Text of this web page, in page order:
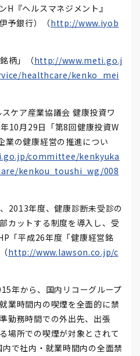
H『ヘルスマネジメント』
予銀行）（http://www.iyob
柄」（http://www.meti.go.j
healthcare/kenko_mei
ケア産業協議会 健康投資ワ
10月29日「第8回健康投資W
の健康経営の推進につい
committee/kenkyuka
kenkou_toushi_wg/008
2013年度、健康診断未受診の
カットする制度を導入し、受
「平成26年度「健康経営銘
http://www.lawson.co.jp/c
年から、国内リコーグループ
業時間内の喫煙を全面的に禁
勤務時間での外出先、出張
場所での喫煙が対象とされて
で社内・就業時間内の全面禁